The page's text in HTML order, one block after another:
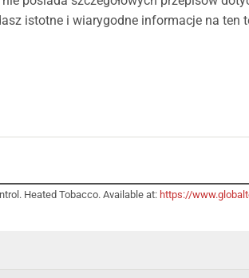
istotne i wiarygodne informacje na ten
Heated Tobacco. Available at: https://